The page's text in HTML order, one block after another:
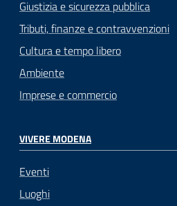
Giustizia e sicurezza pubblica
Tributi, finanze e contravvenzioni
Cultura e tempo libero
Ambiente
Imprese e commercio
VIVERE MODENA
Eventi
Luoghi